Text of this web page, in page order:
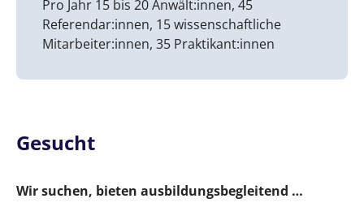
Pro Jahr 15 bis 20 Anwält:innen, 45
Referendar:innen, 15 wissenschaftliche
Mitarbeiter:innen, 35 Praktikant:innen
Gesucht
Wir suchen, bieten ausbildungsbegleitend …